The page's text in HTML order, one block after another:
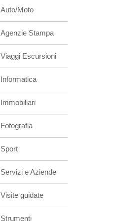
Auto/Moto
Agenzie Stampa
Viaggi Escursioni
Informatica
Immobiliari
Fotografia
Sport
Servizi e Aziende
Visite guidate
Strumenti